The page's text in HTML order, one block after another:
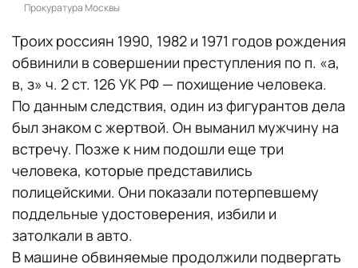
Прокуратура Москвы
Троих россиян 1990, 1982 и 1971 годов рождения
обвинили в совершении преступления по п. «а,
в, з» ч. 2 ст. 126 УК РФ — похищение человека.
По данным следствия, один из фигурантов дела
был знаком с жертвой. Он выманил мужчину на
встречу. Позже к ним подошли еще три
человека, которые представились
полицейскими. Они показали потерпевшему
поддельные удостоверения, избили и
затолкали в авто.
В машине обвиняемые продолжили подвергать